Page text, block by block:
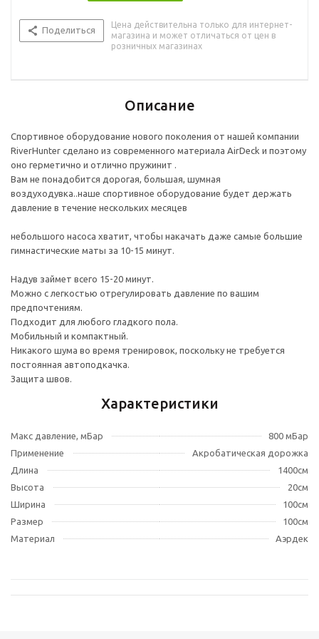
Подходит для любого гладкого пола.
Мобильный и компактный.
Поделиться
Цена действительна только для интернет-
магазина и может отличаться от цен в
розничных магазинах
Описание
Спортивное оборудование нового поколения от нашей компании
RiverHunter сделано из современного материала AirDeck и поэтому
оно герметично и отлично пружинит .
Вам не понадобится дорогая, большая, шумная
воздуходувка..наше спортивное оборудование будет держать
давление в течение нескольких месяцев
небольшого насоса хватит, чтобы накачать даже самые большие
гимнастические маты за 10-15 минут.
Надув займет всего 15-20 минут.
Можно с легкостью отрегулировать давление по вашим
предпочтениям.
Подходит для любого гладкого пола.
Мобильный и компактный.
Никакого шума во время тренировок, поскольку не требуется
постоянная автоподкачка.
Защита швов.
Характеристики
Макс давление, мБар
800 мБар
Применение
Акробатическая дорожка
Длина
1400см
Высота
20см
Ширина
100см
Размер
100см
Материал
Аэрдек